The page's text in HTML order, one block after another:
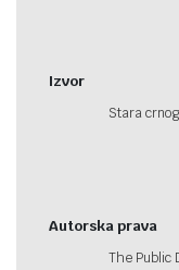
Izvor
Stara
Autorska prava
The Public